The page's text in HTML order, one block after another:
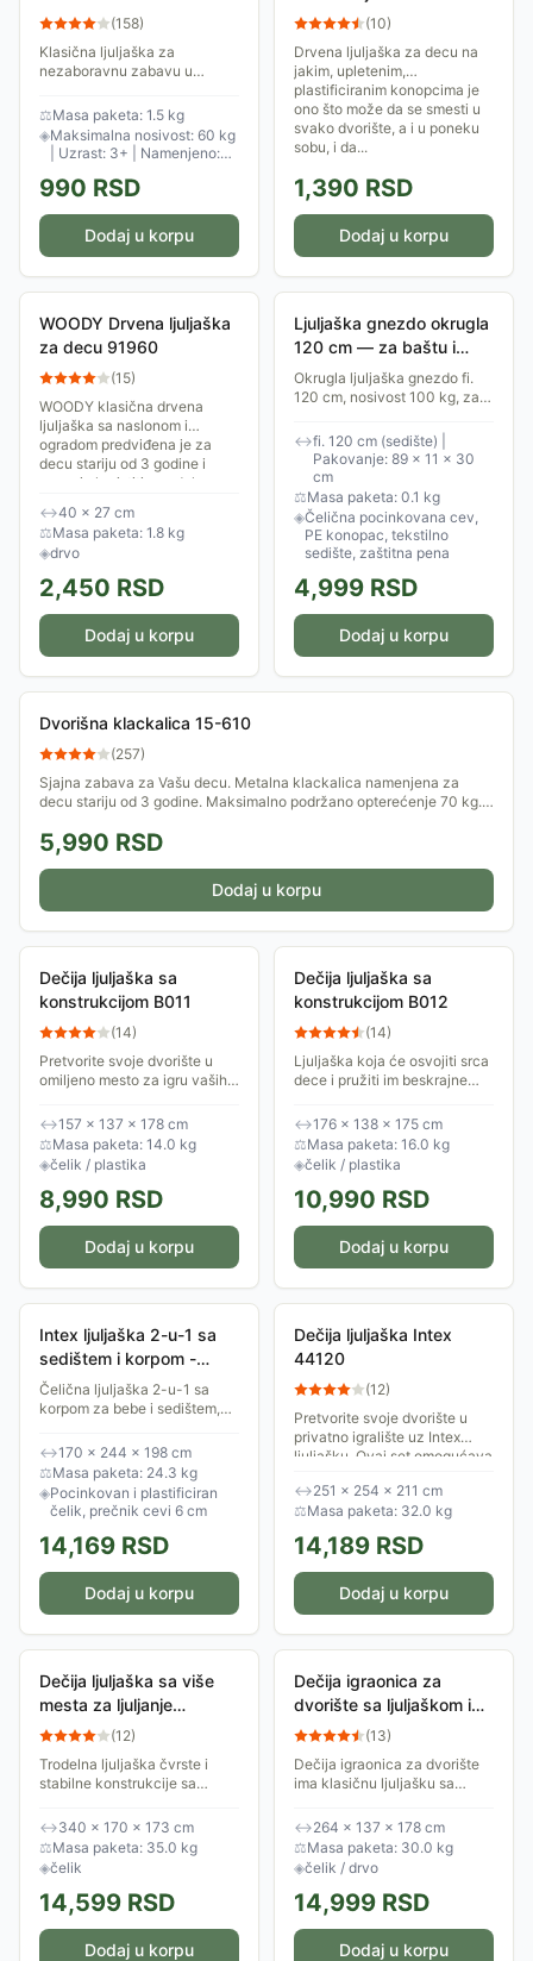
(158)
Klasična ljuljaška za
nezaboravnu zabavu u
starijoj od 3 godine i mase do
60 kg. U paketu se isporučuje
uže za vezivanje...
⚖Masa paketa: 1.5 kg
◈Maksimalna nosivost: 60 kg
| Uzrast: 3+ | Namenjeno:
990 RSD
Dodaj u korpu
90130
(10)
Drvena ljuljaška za decu na
jakim, upletenim,
plastificiranim konopcima je
ono što može da se smesti u
svako dvorište, a i u poneku
sobu, i da...
1,390 RSD
Dodaj u korpu
WOODY Drvena ljuljaška
za decu 91960
(15)
WOODY klasična drvena
ljuljaška sa naslonom i
ogradom predviđena je za
decu stariju od 3 godine i
mogu je koristiti sve dok ne
↔40 × 27 cm
⚖Masa paketa: 1.8 kg
◈drvo
2,450 RSD
Dodaj u korpu
Ljuljaška gnezdo okrugla
120 cm — za baštu i
terasu
Okrugla ljuljaška gnezdo fi.
120 cm, nosivost 100 kg, za
↔fi. 120 cm (sedište) |
Pakovanje: 89 × 11 × 30
cm
⚖Masa paketa: 0.1 kg
◈Čelična pocinkovana cev,
PE konopac, tekstilno
sedište, zaštitna pena
4,999 RSD
Dodaj u korpu
Dvorišna klackalica 15-610
(257)
Sjajna zabava za Vašu decu. Metalna klackalica namenjena za
decu stariju od 3 godine. Maksimalno podržano opterećenje 70 kg.
5,990 RSD
Dodaj u korpu
Dečija ljuljaška sa
konstrukcijom B011
(14)
Pretvorite svoje dvorište u
omiljeno mesto za igru vaših
osvojiti srca dece i pružiti im
beskrajne trenutke radosti!...
↔157 × 137 × 178 cm
⚖Masa paketa: 14.0 kg
◈čelik / plastika
8,990 RSD
Dodaj u korpu
Dečija ljuljaška sa
konstrukcijom B012
(14)
Ljuljaška koja će osvojiti srca
dece i pružiti im beskrajne
ljuljaške je izrađena od čelika,
što joj obezbeđuje...
↔176 × 138 × 175 cm
⚖Masa paketa: 16.0 kg
◈čelik / plastika
10,990 RSD
Dodaj u korpu
Intex ljuljaška 2-u-1 sa
sedištem i korpom -
Čelična Konstrukcija
Čelična ljuljaška 2-u-1 sa
korpom za bebe i sedištem,
↔170 × 244 × 198 cm
⚖Masa paketa: 24.3 kg
◈Pocinkovan i plastificiran
čelik, prečnik cevi 6 cm
14,169 RSD
Dodaj u korpu
Dečija ljuljaška Intex
44120
(12)
Pretvorite svoje dvorište u
privatno igralište uz Intex
ljuljašku. Ovaj set omogućava
istovremeno zabavlja na
svežem vazduhu,...
↔251 × 254 × 211 cm
⚖Masa paketa: 32.0 kg
14,189 RSD
Dodaj u korpu
Dečija ljuljaška sa više
mesta za ljuljanje
Igraonica LM-B017
(12)
Trodelna ljuljaška čvrste i
stabilne konstrukcije sa
Karakterišu je dve klasične
ljuljaške sa plastičnim
sedištima i dodatna...
↔340 × 170 × 173 cm
⚖Masa paketa: 35.0 kg
◈čelik
14,599 RSD
Dodaj u korpu
Dečija igraonica za
dvorište sa ljuljaškom i
penjalicom
(13)
Dečija igraonica za dvorište
ima klasičnu ljuljašku sa
penjalicu u formi merdevina.
Namenjena je za decu težine
do...
↔264 × 137 × 178 cm
⚖Masa paketa: 30.0 kg
◈čelik / drvo
14,999 RSD
Dodaj u korpu